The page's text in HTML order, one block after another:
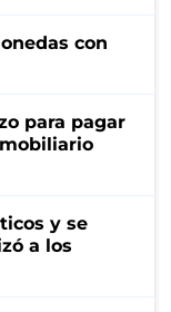
con
para pagar
y se
a los